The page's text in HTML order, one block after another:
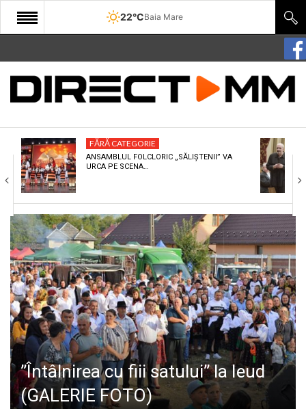
22°CBaia Mare
START
COMUNITATE
CULTURA
ECONOMIE
SANATATE
SPORT
SPECIAL
POLITIC
LIFE
FĂRĂ CATEGORIE
ANSAMBLUL FOLCLORIC „SĂLIȘTENII” VA
URCA PE SCENA…
”Întâlnirea cu fiii satului” la Ieud
(GALERIE FOTO)